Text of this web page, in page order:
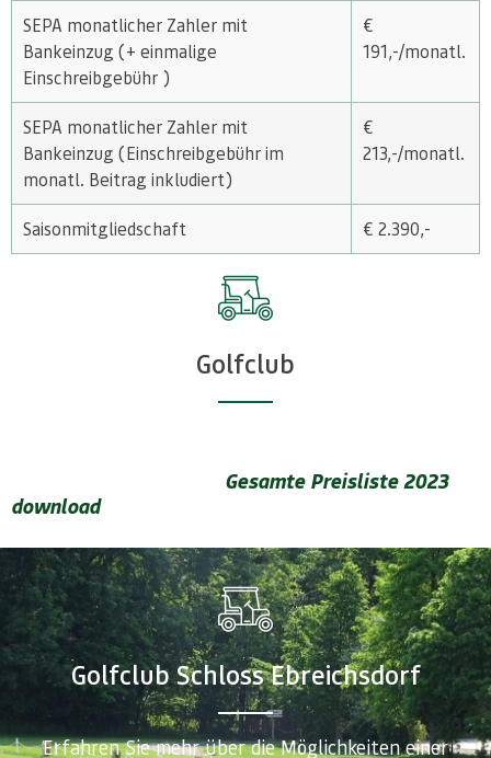
SEPA monatlicher Zahler mit
Bankeinzug (+ einmalige
Einschreibgebühr )
€
191,-/monatl.
SEPA monatlicher Zahler mit
Bankeinzug (Einschreibgebühr im
monatl. Beitrag inkludiert)
€
213,-/monatl.
Saisonmitgliedschaft € 2.390,-
Golfclub
Gesamte Preisliste 2023
download
Golfclub Schloss Ebreichsdorf
Erfahren Sie mehr über die Möglichkeiten einer